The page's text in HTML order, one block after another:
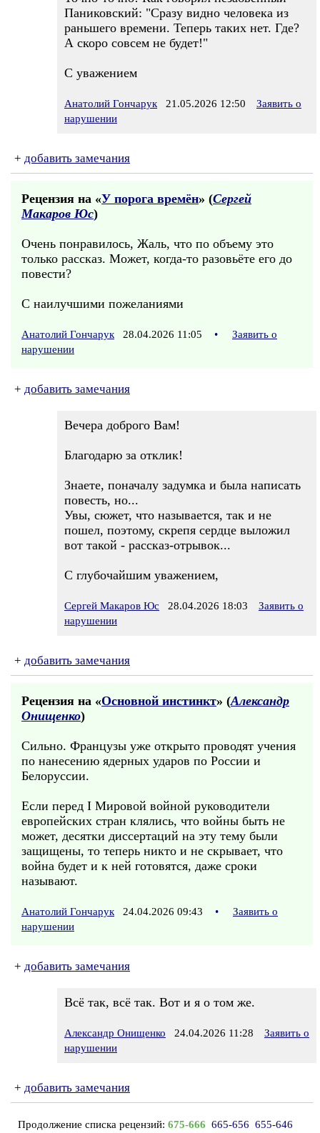
Паниковский: "Сразу видно человека из
раньшего времени. Теперь таких нет. Где?
А скоро совсем не будет!"
С уважением
Анатолий Гончарук 21.05.2026 12:50
Заявить о
нарушении
+ добавить замечания
Рецензия на «У порога времён» (Сергей
Макаров Юс)
Очень понравилось, Жаль, что по объему это
только рассказ. Может, когда-то разовьёте его до
повести?
С наилучшими пожеланиями
Анатолий Гончарук 28.04.2026 11:05 •
Заявить о
нарушении
+ добавить замечания
Вечера доброго Вам!
Благодарю за отклик!
Знаете, поначалу задумка и была написать
повесть, но...
Увы, сюжет, что называется, так и не
пошел, поэтому, скрепя сердце выложил
вот такой - рассказ-отрывок...
С глубочайшим уважением,
Сергей Макаров Юс 28.04.2026 18:03
Заявить о
нарушении
+ добавить замечания
Рецензия на «Основной инстинкт» (Александр
Онищенко)
Сильно. Французы уже открыто проводят учения
по нанесению ядерных ударов по России и
Белоруссии.
Если перед I Мировой войной руководители
европейских стран клялись, что войны быть не
может, десятки диссертаций на эту тему были
защищены, то теперь никто и не скрывает, что
война будет и к ней готовятся, даже сроки
называют.
Анатолий Гончарук 24.04.2026 09:43 •
Заявить о
нарушении
+ добавить замечания
Всё так, всё так. Вот и я о том же.
Александр Онищенко 24.04.2026 11:28
Заявить о
нарушении
+ добавить замечания
Продолжение списка рецензий: 675-666 665-656 655-646